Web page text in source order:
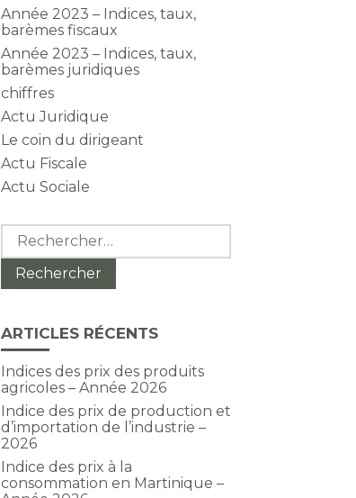
Année 2023 – Indices, taux,
barèmes fiscaux
Année 2023 – Indices, taux,
barèmes juridiques
chiffres
Actu Juridique
Le coin du dirigeant
Actu Fiscale
Actu Sociale
Rechercher :
ARTICLES RÉCENTS
Indices des prix des produits
agricoles – Année 2026
Indice des prix de production et
d’importation de l’industrie –
2026
Indice des prix à la
consommation en Martinique –